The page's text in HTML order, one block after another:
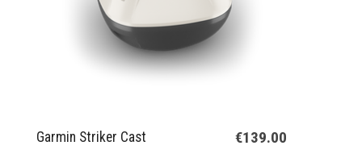
Garmin Striker Cast €139.00